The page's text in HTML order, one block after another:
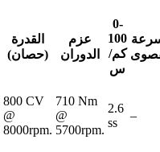
القدرة
(حصان)
عزم
الدوران
0-
100
كم/
س
800 CV
@
8000rpm.
710 Nm
@
5700rpm.
2.6
ss
–